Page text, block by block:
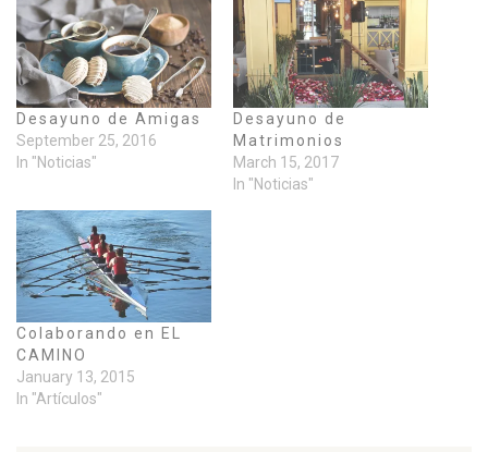
Desayuno de Amigas
September 25, 2016
In "Noticias"
Desayuno de
Matrimonios
March 15, 2017
In "Noticias"
Colaborando en EL
CAMINO
January 13, 2015
In "Artículos"